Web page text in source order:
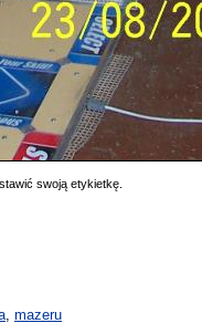
swoją etykietkę.
mazeru